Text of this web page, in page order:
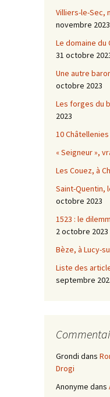
Villiers-le-Sec,
novembre 2023
Le domaine du
31 octobre
Une autre
octobre 2023
Les forges du
2023
10 Châtellenies
« Seigneur »,
Les Couez, à
Saint-Quentin,
octobre 2023
1523 : le
2 octobre 2023
Bèze, à Lucy-
Liste des
septembre
Grondi dans
Drogi
Anonyme dans